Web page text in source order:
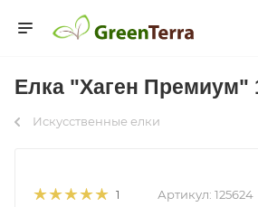
Елка "Хаген Премиум"
Искусственные елки
1 Артикул: 125624